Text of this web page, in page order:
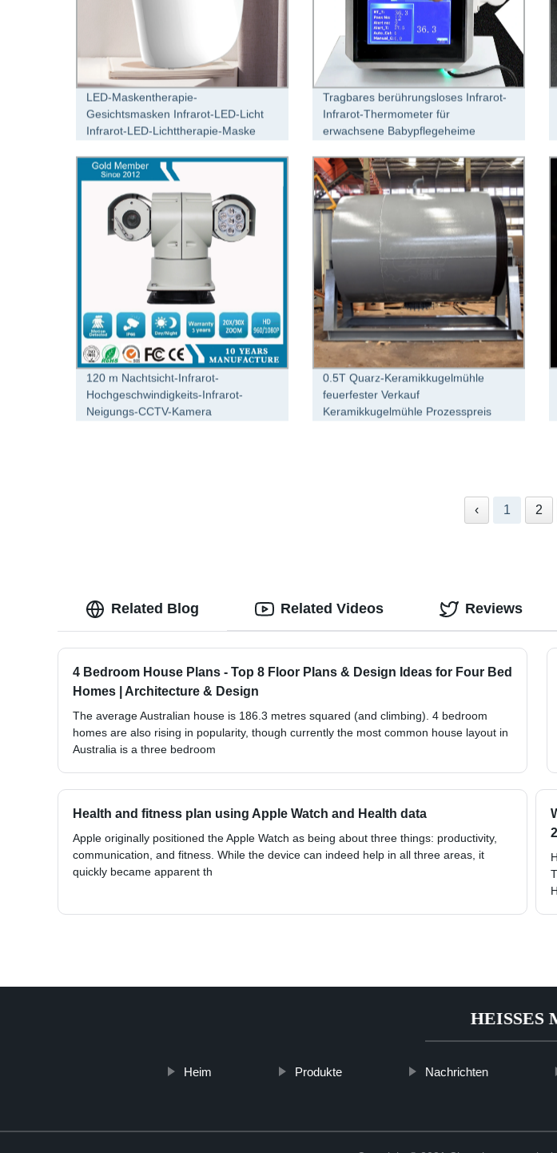
LED-Maskentherapie-
Gesichtsmasken Infrarot-LED-Licht
Infrarot-LED-Lichttherapie-Maske
Tragbares berührungsloses Infrarot-
Infrarot-Thermometer für
erwachsene Babypflegeheime
120 m Nachtsicht-Infrarot-
Hochgeschwindigkeits-Infrarot-
Neigungs-CCTV-Kamera
0.5T Quarz-Keramikkugelmühle
feuerfester Verkauf
Keramikkugelmühle Prozesspreis
‹ 1 2
Related Blog
4 Bedroom House Plans - Top 8 Floor Plans & Design Ideas for Four Bed
Homes | Architecture & Design
The average Australian house is 186.3 metres squared (and climbing). 4 bedroom
homes are also rising in popularity, though currently the most common house layout in
Australia is a three bedroom
Health and fitness plan using Apple Watch and Health data
Apple originally positioned the Apple Watch as being about three things: productivity,
communication, and fitness. While the device can indeed help in all three areas, it
quickly became apparent th
Related Videos Reviews
HEISSES
Heim Produkte Nachrichten